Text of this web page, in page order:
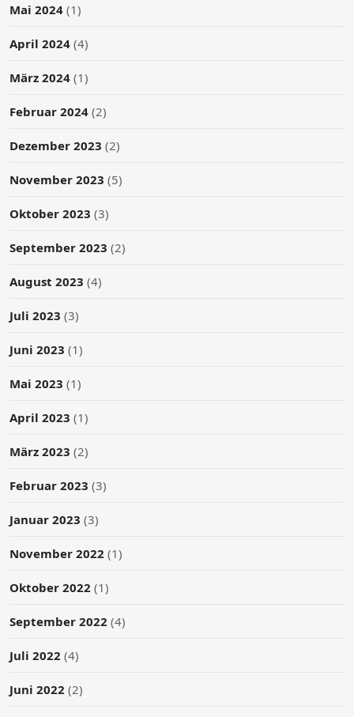
Mai 2024 (1)
April 2024 (4)
März 2024 (1)
Februar 2024 (2)
Dezember 2023 (2)
November 2023 (5)
Oktober 2023 (3)
September 2023 (2)
August 2023 (4)
Juli 2023 (3)
Juni 2023 (1)
Mai 2023 (1)
April 2023 (1)
März 2023 (2)
Februar 2023 (3)
Januar 2023 (3)
November 2022 (1)
Oktober 2022 (1)
September 2022 (4)
Juli 2022 (4)
Juni 2022 (2)